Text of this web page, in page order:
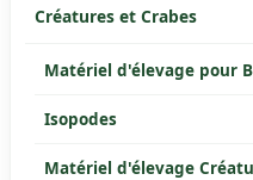
Créatures et Crabes
Matériel d'élevage pour
Isopodes
Matériel d'élevage